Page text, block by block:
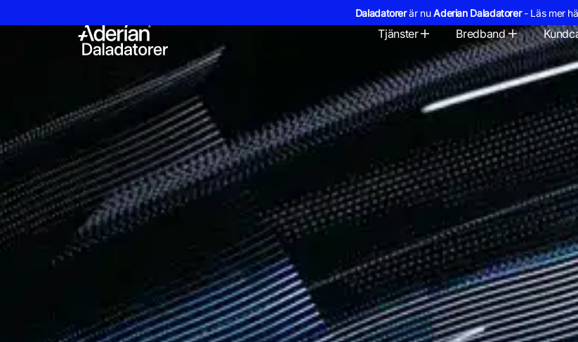
Daladatorerär nuAderian Daladatorer- Läs mer
Tjänster Bredband